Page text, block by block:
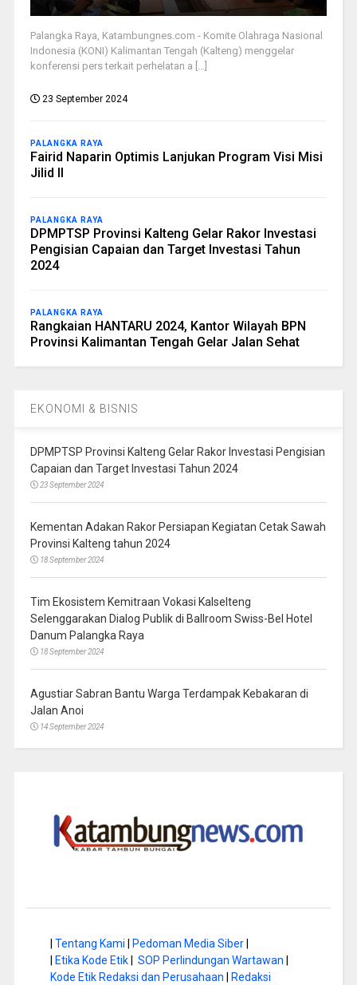
Palangka Raya, Katambungnes.com - Komite Olahraga Nasional
Indonesia (KONI) Kalimantan Tengah (Kalteng) menggelar
konferensi pers terkait perhelatan a [...]
23 September 2024
PALANGKA RAYA
Fairid Naparin Optimis Lanjukan Program Visi Misi
Jilid II
PALANGKA RAYA
DPMPTSP Provinsi Kalteng Gelar Rakor Investasi
Pengisian Capaian dan Target Investasi Tahun
2024
PALANGKA RAYA
Rangkaian HANTARU 2024, Kantor Wilayah BPN
Provinsi Kalimantan Tengah Gelar Jalan Sehat
EKONOMI & BISNIS
DPMPTSP Provinsi Kalteng Gelar Rakor Investasi Pengisian
Capaian dan Target Investasi Tahun 2024
23 September 2024
Kementan Adakan Rakor Persiapan Kegiatan Cetak Sawah
Provinsi Kalteng tahun 2024
18 September 2024
Tim Ekosistem Kemitraan Vokasi Kalselteng
Selenggarakan Dialog Publik di Ballroom Swiss-Bel Hotel
Danum Palangka Raya
18 September 2024
Agustiar Sabran Bantu Warga Terdampak Kebakaran di
Jalan Anoi
14 September 2024
Tentang Kami Pedoman Media Siber|
Etika Kode Etik| SOP Perlindungan Wartawan
Kode Etik Redaksi dan Perusahaan
Redaksi